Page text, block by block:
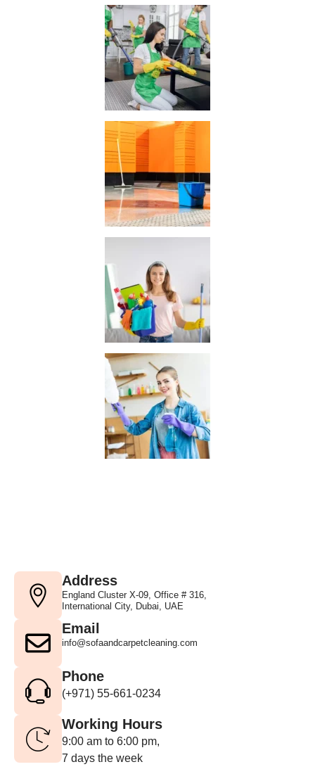
Address
England Cluster X-09, Office # 316,
International City, Dubai, UAE
Email
info@sofaandcarpetcleaning.com
Phone
(+971) 55-661-0234
Working Hours
9:00 am to 6:00 pm,
7 days the week